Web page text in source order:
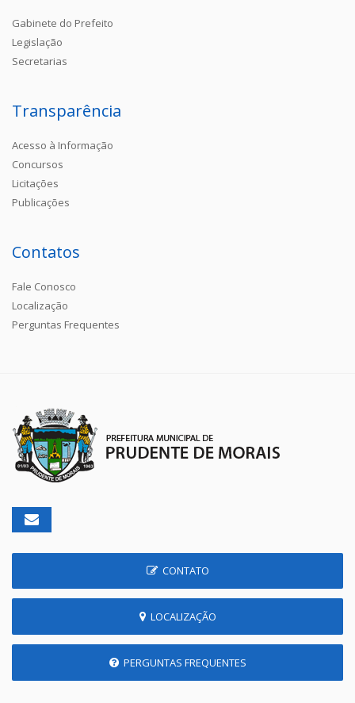
Gabinete do Prefeito
Legislação
Secretarias
Transparência
Acesso à Informação
Concursos
Licitações
Publicações
Contatos
Fale Conosco
Localização
Perguntas Frequentes
CONTATO
LOCALIZAÇÃO
PERGUNTAS FREQUENTES